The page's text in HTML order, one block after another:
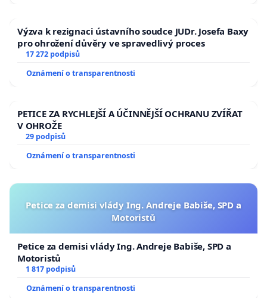
Výzva k rezignaci ústavního soudce JUDr. Josefa Baxy
pro ohrožení důvěry ve spravedlivý proces
17 272 podpisů
Oznámení o transparentnosti
PETICE ZA RYCHLEJŠÍ A ÚČINNĚJŠÍ OCHRANU ZVÍŘAT
V OHROŽE
29 podpisů
Oznámení o transparentnosti
Petice za demisi vlády Ing. Andreje Babiše, SPD a
Motoristů
Petice za demisi vlády Ing. Andreje Babiše, SPD a
Motoristů
1 817 podpisů
Oznámení o transparentnosti